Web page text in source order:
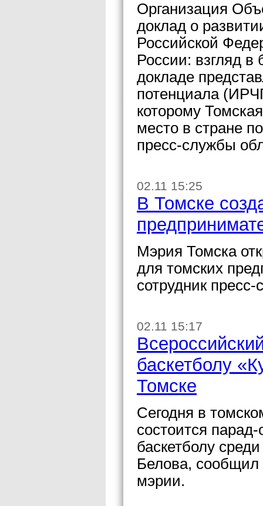
Организация
доклад о
Российской
России: взгляд в
докладе
потенциала
которому
место в стране
пресс-службы
02.11 15:25
В Томске
Мэрия Томска
для томских
сотрудник
02.11 15:17
баскетболу
Томске
Сегодня в
состоится
баскетболу
Белова, сообщил
мэрии.